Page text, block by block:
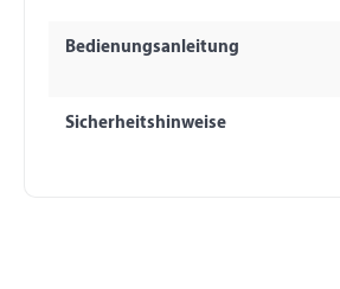
Bedienungsanleitung
Sicherheitshinweise